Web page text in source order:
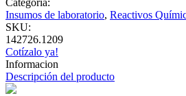
Categoría:
Insumos de laboratorio, Reactivos
SKU:
142726.1209
Cotízalo ya!
Informacion
Descripción del producto